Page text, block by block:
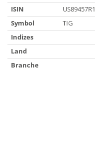
ISIN
Symbol
TIG
Indizes
Land
Branche